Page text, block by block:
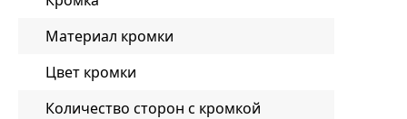
Материал кромки
Цвет кромки
Количество сторон с кромкой